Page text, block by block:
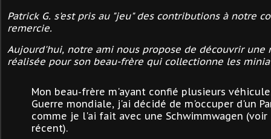
Patrick G. s'est pris au "jeu" des contributions à notre
remercie.
Aujourd'hui, notre ami nous propose de découvrir une
réalisée pour son beau-frère qui collectionne les
Mon beau-frère m'ayant confié plusieurs
Guerre mondiale, j'ai décidé de m'occuper d'un
comme je l'ai fait avec une Schwimmwagen
récent).